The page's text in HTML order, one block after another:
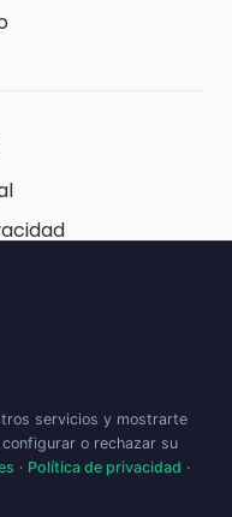
servicios y mostrarte
o rechazar su
· Política de privacidad ·